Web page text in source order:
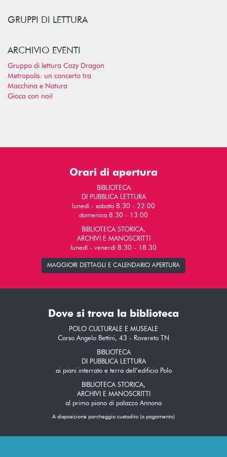
GRUPPI DI LETTURA
ARCHIVIO EVENTI
Gruppo di lettura Cozy Dragon
Metropolis: un concerto tra
Macchina e Natura
Gioca con noi!
Orari di apertura
BIBLIOTECA
DI PUBBLICA LETTURA
lunedì - sabato 8.30 - 22.00
domenica 8.30 - 13.00
BIBLIOTECA STORICA,
ARCHIVI E MANOSCRITTI
lunedì - venerdì 8.30 - 18.30
MAGGIORI DETTAGLI E CALENDARIO APERTURA
Dove si trova la biblioteca
POLO CULTURALE E MUSEALE
Corso Angelo Bettini, 43 - Rovereto TN
BIBLIOTECA
DI PUBBLICA LETTURA
ai piani interrato e terra dell’edificio Polo
BIBLIOTECA STORICA,
ARCHIVI E MANOSCRITTI
al primo piano di palazzo Annona
A disposizione parcheggio custodito (a pagamento)